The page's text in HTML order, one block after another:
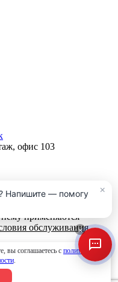
офис 103
применяются
обслуживания
на нем не
положениями
вы соглашаетесь с политикой
.
×
Напишите — помогу
×